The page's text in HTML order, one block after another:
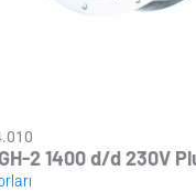
2 1400 d/d 230V